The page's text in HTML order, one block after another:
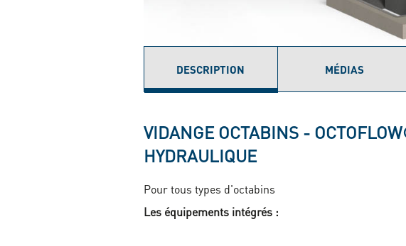
DESCRIPTION
MÉDIAS
VIDANGE OCTABINS -
HYDRAULIQUE
Pour tous types d'octabins
Les équipements intégrés :